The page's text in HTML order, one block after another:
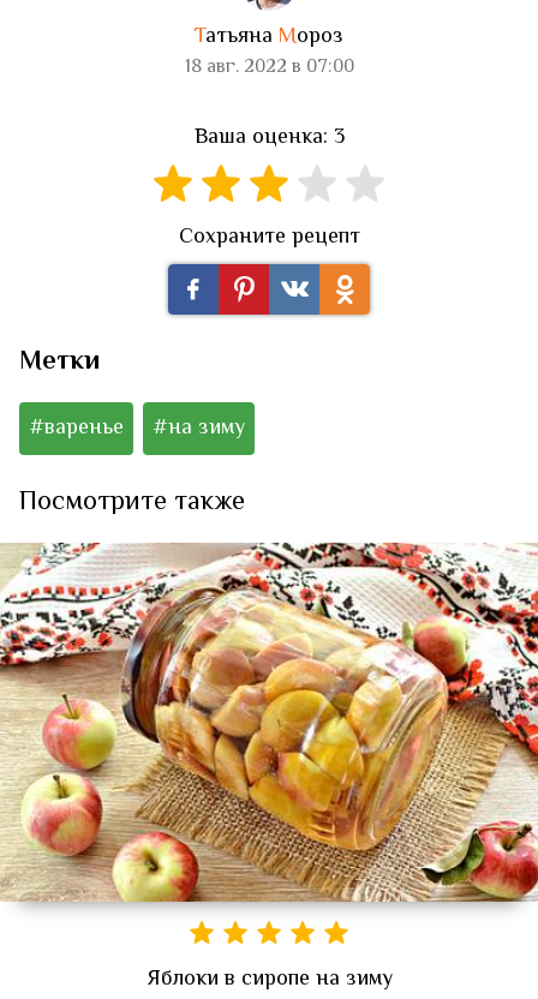
Татьяна Мороз
18 авг. 2022 в 07:00
Ваша оценка: 3
Сохраните рецепт
Метки
#варенье #на зиму
Посмотрите также
Яблоки в сиропе на зиму